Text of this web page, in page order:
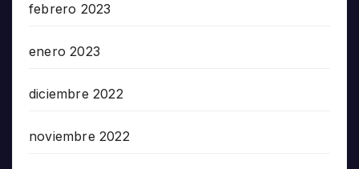
febrero 2023
enero 2023
diciembre 2022
noviembre 2022